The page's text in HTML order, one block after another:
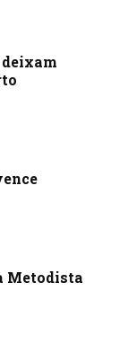
deixam
Metodista